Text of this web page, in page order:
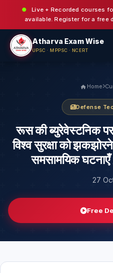
Live + Recorded courses
available. Register for a free
Atharva Exam Wise
UPSC · MPPSC · NCERT
Home
Defense
रूस की ब्युरेवेस्टनिक
विश्व सुरक्षा को
समसामयिक
27
Free